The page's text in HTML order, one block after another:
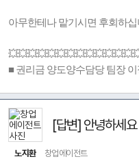
아무한테나 맡기시면 후회하
■ 권리금 양도양수담당 팀장 이
[답변] 안녕하세요
노지환 창업에이전트